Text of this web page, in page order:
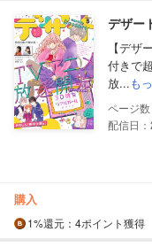
デザー
【デザ
付きで
放...も
配信日
購入
1%還元 ：4ポイント獲得